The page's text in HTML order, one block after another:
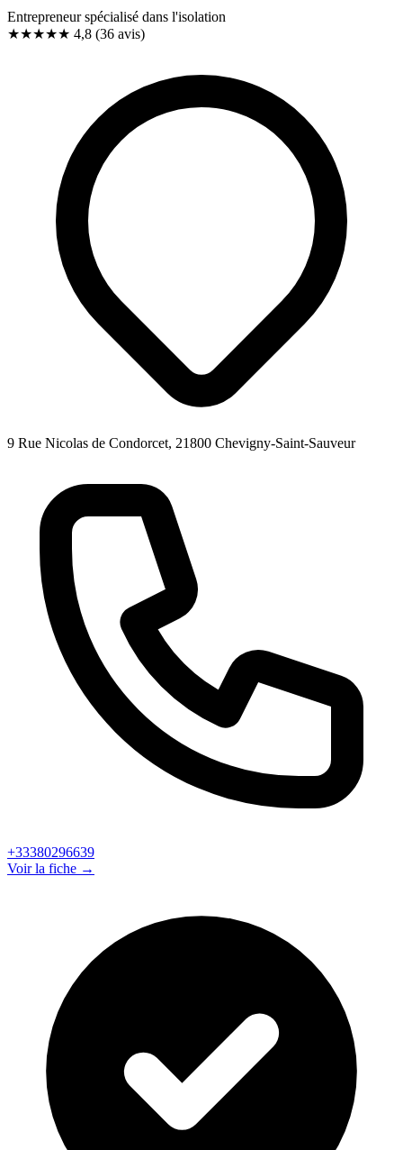
Entrepreneur spécialisé dans l'isolation
★★★★★ 4,8 (36 avis)
9 Rue Nicolas de Condorcet, 21800 Chevigny-Saint-Sauveur
+33380296639
Voir la fiche →